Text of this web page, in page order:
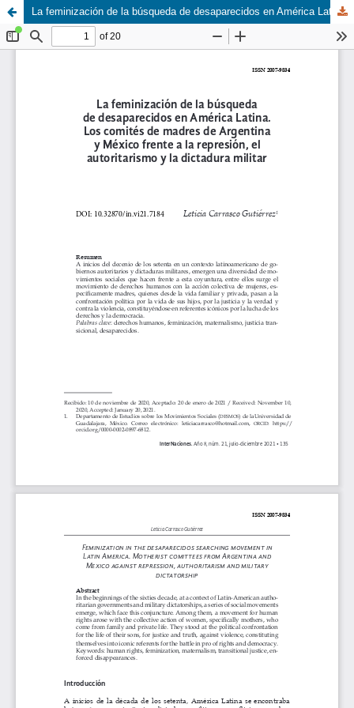
La feminización de la búsqueda de desaparecidos en América Latina. Los comités de madres de Argentina y México frente a la represión, el autoritarismo y la dictadura militar